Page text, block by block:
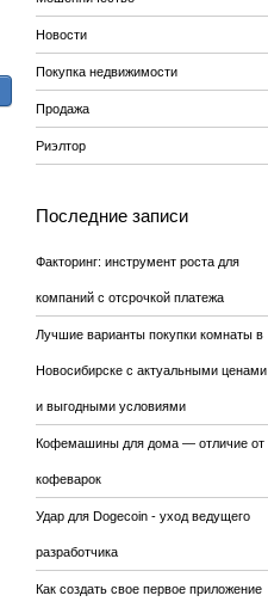
Новости
Покупка недвижимости
Продажа
Риэлтор
Последние записи
Факторинг: инструмент роста для
компаний с отсрочкой платежа
Лучшие варианты покупки комнаты в
Новосибирске с актуальными ценами
и выгодными условиями
Кофемашины для дома — отличие от
кофеварок
Удар для Dogecoin - уход ведущего
разработчика
Как создать свое первое приложение